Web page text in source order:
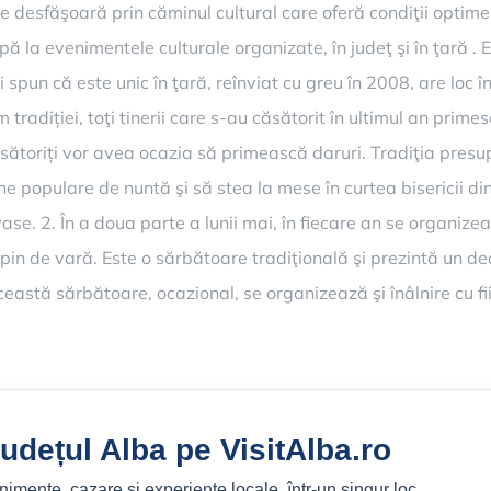
desfăşoară prin căminul cultural care oferă condiţii
la evenimentele culturale organizate, în judeţ şi în ţară .
spun că este unic în ţară, reînviat cu greu în 2008, are loc
tradiției, toţi tinerii care s-au căsătorit în ultimul an
vor avea ocazia să primească daruri. Tradiţia
populare de nuntă şi să stea la mese în curtea bisericii
2. În a doua parte a lunii mai, în fiecare an se
de vară. Este o sărbătoare tradiţională şi prezintă un
sărbătoare, ocazional, se organizează şi înâlnire cu
Alba pe VisitAlba.ro